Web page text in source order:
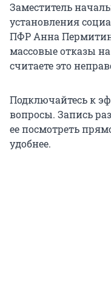
Заместитель
установления
ПФР Анна
массовые отказы
считаете это
Подключайтесь к
вопросы. Запись
ее посмотреть
удобнее.